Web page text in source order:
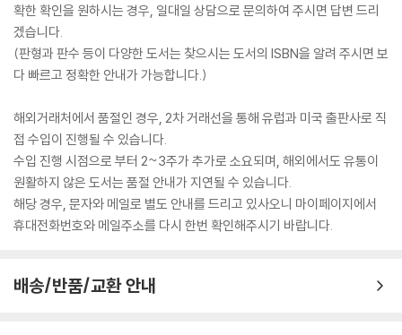
확한 확인을 원하시는 경우, 일대일 상담으로 문의하여 주시면 답변 드리
겠습니다.
(판형과 판수 등이 다양한 도서는 찾으시는 도서의 ISBN을 알려 주시면 보
다 빠르고 정확한 안내가 가능합니다.)
해외거래처에서 품절인 경우, 2차 거래선을 통해 유럽과 미국 출판사로 직
접 수입이 진행될 수 있습니다.
수입 진행 시점으로 부터 2~3주가 추가로 소요되며, 해외에서도 유통이
원활하지 않은 도서는 품절 안내가 지연될 수 있습니다.
해당 경우, 문자와 메일로 별도 안내를 드리고 있사오니 마이페이지에서
휴대전화번호와 메일주소를 다시 한번 확인해주시기 바랍니다.
배송/반품/교환 안내